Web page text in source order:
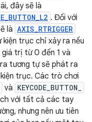
đây sẽ là
. Đối với
là AXIS_RTRIGGER
kiện trục chỉ xảy ra nếu
trị từ 0 đến 1 và
tương tự sẽ phát ra
trục. Các trò chơi
và KEYCODE_BUTTON_
với tất cả các tay
nhưng nên ưu tiên